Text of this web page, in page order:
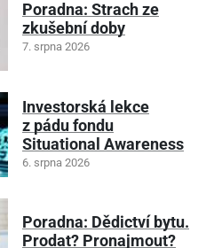
Poradna: Strach ze
zkušební doby
7. srpna 2026
Investorská lekce
z pádu fondu
Situational Awareness
6. srpna 2026
Poradna: Dědictví bytu.
Prodat? Pronajmout?